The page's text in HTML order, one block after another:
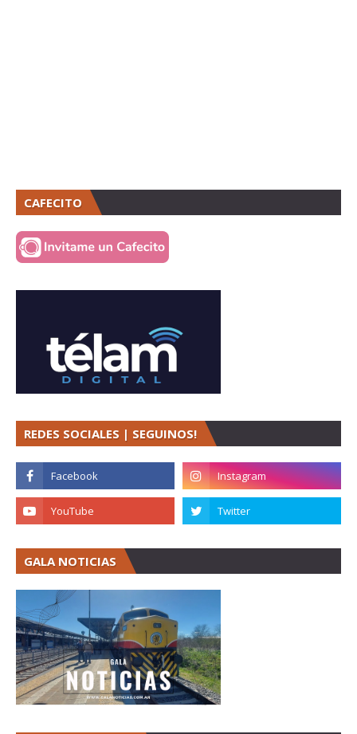
CAFECITO
REDES SOCIALES | SEGUINOS!
GALA NOTICIAS